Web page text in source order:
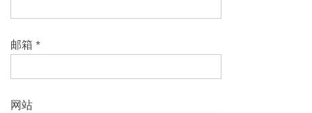
邮箱 *
网站